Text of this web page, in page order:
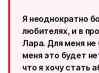
Я неоднократно
любителях, и в
Лара. Для меня
меня это будет
что я хочу стать